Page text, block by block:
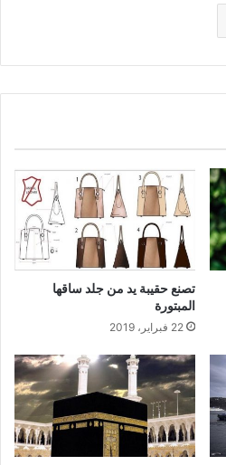
تصنع حقيبة يد من جلد ساقها
المبتورة
22 فبراير، 2019